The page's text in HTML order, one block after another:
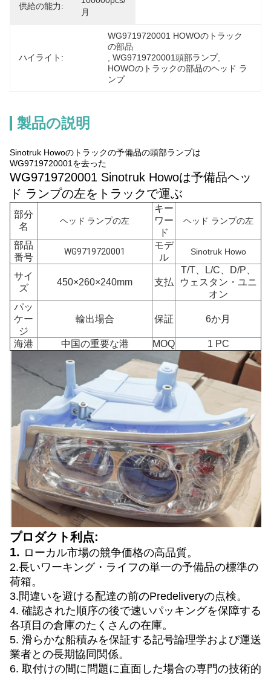
供給の能力:
月
ハイライト:
WG9719720001 HOWOのトラック
の部品
, WG9719720001頭部ランプ,
HOWOのトラックの部品のヘッド ラ
ンプ
製品の説明
Sinotruk Howoのトラックの予備品の頭部ランプは
WG9719720001を去った
WG9719720001 Sinotruk Howoは予備品ヘッ
ド ランプの左をトラックで運ぶ
部分
名
ヘッド ランプの左
キー
ワー
ド
ヘッド ランプの左
部品
番号
WG9719720001
モデ
ル
Sinotruk Howo
サイ
ズ
450×260×240mm 支払
T/T、L/C、D/P、
ウェスタン・ユニ
オン
パッ
ケー
ジ
輸出場合 保証 6か月
海港 中国の重要な港 MOQ 1 PC
プロダクト利点:
1. ローカル市場の競争価格の高品質。
2.長いワーキング・ライフの単一の予備品の標準の
荷箱。
3.間違いを避ける配達の前のPredeliveryの点検。
4. 確認された順序の後で速いパッキングを保障する
各項目の倉庫のたくさんの在庫。
5. 滑らかな船積みを保証する記号論理学および運送
業者との長期協同関係。
6. 取付けの間に問題に直面した場合の専門の技術的